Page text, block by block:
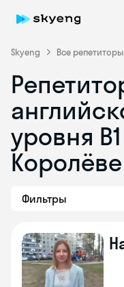
Skyeng Все репетиторы
уровня
Фильтры
Skyeng Chat